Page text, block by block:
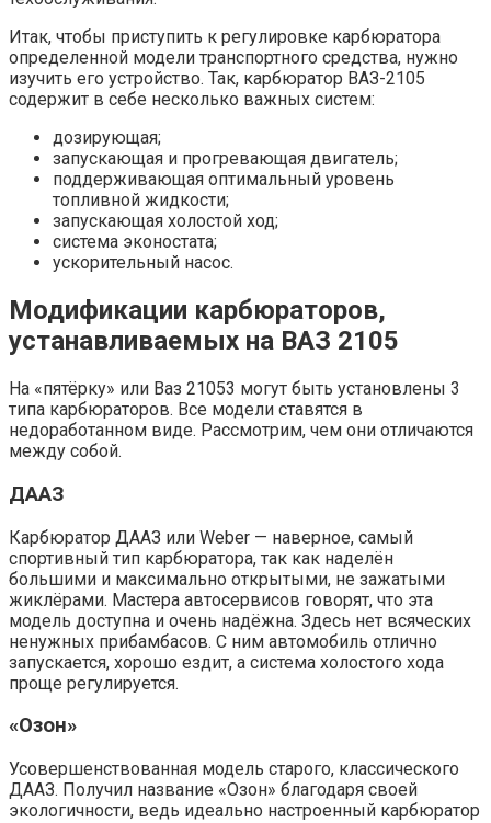
Итак, чтобы приступить к регулировке карбюратора
определенной модели транспортного средства, нужно
изучить его устройство. Так, карбюратор ВАЗ-2105
содержит в себе несколько важных систем:
дозирующая;
запускающая и прогревающая двигатель;
поддерживающая оптимальный уровень
топливной жидкости;
запускающая холостой ход;
система эконостата;
ускорительный насос.
Модификации карбюраторов,
устанавливаемых на ВАЗ 2105
На «пятёрку» или Ваз 21053 могут быть установлены 3
типа карбюраторов. Все модели ставятся в
недоработанном виде. Рассмотрим, чем они отличаются
между собой.
ДААЗ
Карбюратор ДААЗ или Weber — наверное, самый
спортивный тип карбюратора, так как наделён
большими и максимально открытыми, не зажатыми
жиклёрами. Мастера автосервисов говорят, что эта
модель доступна и очень надёжна. Здесь нет всяческих
ненужных прибамбасов. С ним автомобиль отлично
запускается, хорошо ездит, а система холостого хода
проще регулируется.
«Озон»
Усовершенствованная модель старого, классического
ДААЗ. Получил название «Озон» благодаря своей
экологичности, ведь идеально настроенный карбюратор